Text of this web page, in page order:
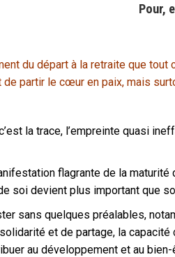
Pour,
du départ à la retraite que
de partir le cœur en paix, mais
la trace, l’empreinte quasi
flagrante de la
soi devient plus important que
sans quelques préalables,
et de partage, la
au développement et au bien-